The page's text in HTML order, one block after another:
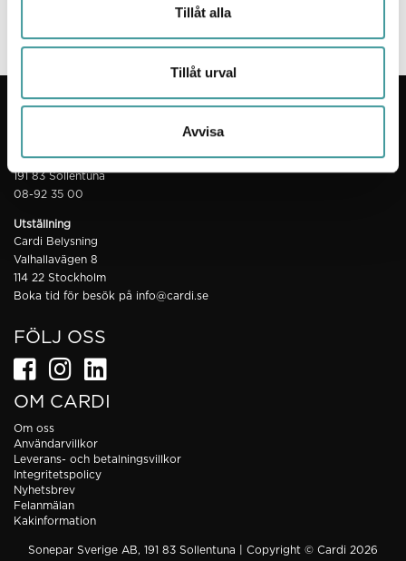
Tillåt alla
Tillåt urval
Avvisa
KONTAKT
Sonepar Sverige AB
191 83 Sollentuna
08-92 35 00
Utställning
Cardi Belysning
Valhallavägen 8
114 22 Stockholm
Boka tid för besök på info@cardi.se
FÖLJ OSS
OM CARDI
Om oss
Användarvillkor
Leverans- och betalningsvillkor
Integritetspolicy
Nyhetsbrev
Felanmälan
Kakinformation
Sonepar Sverige AB, 191 83 Sollentuna | Copyright © Cardi 2026